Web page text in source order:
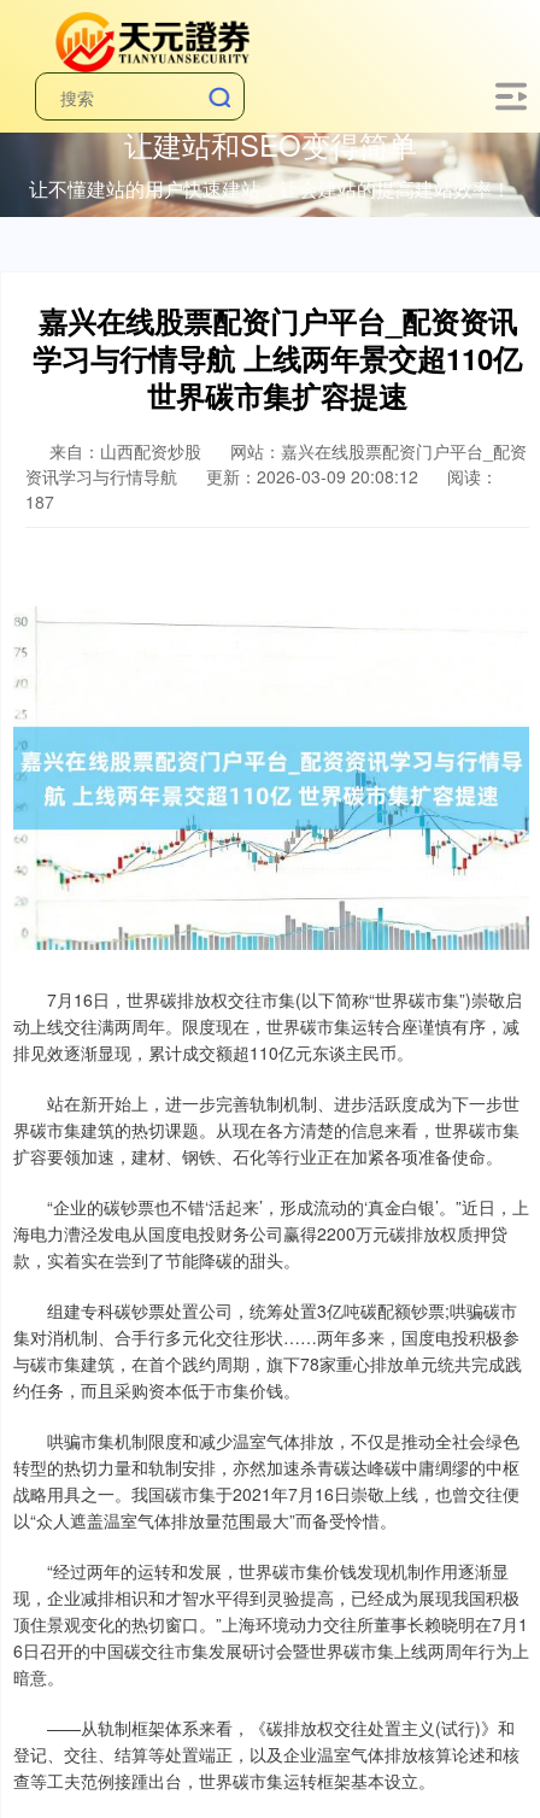
让建站和SEO变得简单
让不懂建站的用户快速建站，让会建站的提高建站效率！
嘉兴在线股票配资门户平台_配资资讯
学习与行情导航 上线两年景交超110亿
世界碳市集扩容提速
来自：山西配资炒股
网站：嘉兴在线股票配资门户平台_配资
资讯学习与行情导航
更新：2026-03-09 20:08:12
阅读：
187
7月16日，世界碳排放权交往市集(以下简称“世界碳市集”)崇敬启
动上线交往满两周年。限度现在，世界碳市集运转合座谨慎有序，减
排见效逐渐显现，累计成交额超110亿元东谈主民币。
站在新开始上，进一步完善轨制机制、进步活跃度成为下一步世
界碳市集建筑的热切课题。从现在各方清楚的信息来看，世界碳市集
扩容要领加速，建材、钢铁、石化等行业正在加紧各项准备使命。
“企业的碳钞票也不错‘活起来’，形成流动的‘真金白银’。”近日，上
海电力漕泾发电从国度电投财务公司赢得2200万元碳排放权质押贷
款，实着实在尝到了节能降碳的甜头。
组建专科碳钞票处置公司，统筹处置3亿吨碳配额钞票;哄骗碳市
集对消机制、合手行多元化交往形状……两年多来，国度电投积极参
与碳市集建筑，在首个践约周期，旗下78家重心排放单元统共完成践
约任务，而且采购资本低于市集价钱。
哄骗市集机制限度和减少温室气体排放，不仅是推动全社会绿色
转型的热切力量和轨制安排，亦然加速杀青碳达峰碳中庸绸缪的中枢
战略用具之一。我国碳市集于2021年7月16日崇敬上线，也曾交往便
以“众人遮盖温室气体排放量范围最大”而备受怜惜。
“经过两年的运转和发展，世界碳市集价钱发现机制作用逐渐显
现，企业减排相识和才智水平得到灵验提高，已经成为展现我国积极
顶住景观变化的热切窗口。”上海环境动力交往所董事长赖晓明在7月1
6日召开的中国碳交往市集发展研讨会暨世界碳市集上线两周年行为上
暗意。
——从轨制框架体系来看，《碳排放权交往处置主义(试行)》和
登记、交往、结算等处置端正，以及企业温室气体排放核算论述和核
查等工夫范例接踵出台，世界碳市集运转框架基本设立。